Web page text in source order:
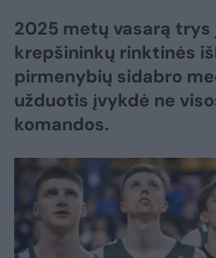
2025 metų vasarą
krepšininkų rinktinės
pirmenybių sidabro
užduotis įvykdė ne
komandos.